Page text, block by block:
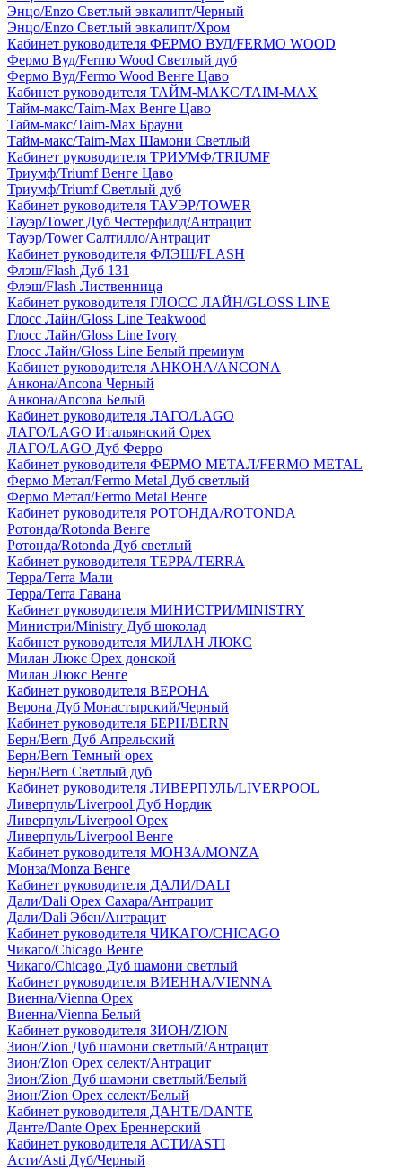
Энцо/Enzo Светлый эвкалипт/Черный
Энцо/Enzo Светлый эвкалипт/Хром
Кабинет руководителя ФЕРМО ВУД/FERMO WOOD
Фермо Вуд/Fermo Wood Светлый дуб
Фермо Вуд/Fermo Wood Венге Цаво
Кабинет руководителя ТАЙМ-МАКС/TAIM-MAX
Тайм-макс/Taim-Max Венге Цаво
Тайм-макс/Taim-Max Брауни
Тайм-макс/Taim-Max Шамони Светлый
Кабинет руководителя ТРИУМФ/TRIUMF
Триумф/Triumf Венге Цаво
Триумф/Triumf Светлый дуб
Кабинет руководителя ТАУЭР/TOWER
Тауэр/Tower Дуб Честерфилд/Антрацит
Тауэр/Tower Салтилло/Антрацит
Кабинет руководителя ФЛЭШ/FLASH
Флэш/Flash Дуб 131
Флэш/Flash Лиственница
Кабинет руководителя ГЛОСС ЛАЙН/GLOSS LINE
Глосс Лайн/Gloss Line Teakwood
Глосс Лайн/Gloss Line Ivory
Глосс Лайн/Gloss Line Белый премиум
Кабинет руководителя АНКОНА/ANCONA
Анкона/Ancona Черный
Анкона/Ancona Белый
Кабинет руководителя ЛАГО/LAGO
ЛАГО/LAGO Итальянский Орех
ЛАГО/LAGO Дуб Ферро
Кабинет руководителя ФЕРМО МЕТАЛ/FERMO METAL
Фермо Метал/Fermo Metal Дуб светлый
Фермо Метал/Fermo Metal Венге
Кабинет руководителя РОТОНДА/ROTONDA
Ротонда/Rotonda Венге
Ротонда/Rotonda Дуб светлый
Кабинет руководителя ТЕРРА/TERRA
Терра/Terra Мали
Терра/Terra Гавана
Кабинет руководителя МИНИСТРИ/MINISTRY
Министри/Ministry Дуб шоколад
Кабинет руководителя МИЛАН ЛЮКС
Милан Люкс Орех донской
Милан Люкс Венге
Кабинет руководителя ВЕРОНА
Верона Дуб Монастырский/Черный
Кабинет руководителя БЕРН/BERN
Берн/Bern Дуб Апрельский
Берн/Bern Темный орех
Берн/Bern Светлый дуб
Кабинет руководителя ЛИВЕРПУЛЬ/LIVERPOOL
Ливерпуль/Liverpool Дуб Нордик
Ливерпуль/Liverpool Орех
Ливерпуль/Liverpool Венге
Кабинет руководителя МОНЗА/MONZA
Монза/Monza Венге
Кабинет руководителя ДАЛИ/DALI
Дали/Dali Орех Cахара/Антрацит
Дали/Dali Эбен/Антрацит
Кабинет руководителя ЧИКАГО/CHICAGO
Чикаго/Chicago Венге
Чикаго/Chicago Дуб шамони светлый
Кабинет руководителя ВИЕННА/VIENNA
Виенна/Vienna Орех
Виенна/Vienna Белый
Кабинет руководителя ЗИОН/ZION
Зион/Zion Дуб шамони светлый/Антрацит
Зион/Zion Орех селект/Антрацит
Зион/Zion Дуб шамони светлый/Белый
Зион/Zion Орех селект/Белый
Кабинет руководителя ДАНТЕ/DANTE
Данте/Dante Орех Бреннерский
Кабинет руководителя АСТИ/ASTI
Асти/Asti Дуб/Черный